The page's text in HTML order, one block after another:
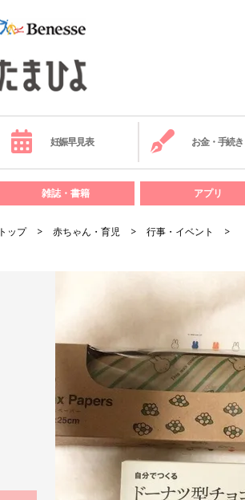
妊娠早見表 お金・手続き
雑誌・書籍 アプリ
トップ 赤ちゃん・育児 行事・イベント